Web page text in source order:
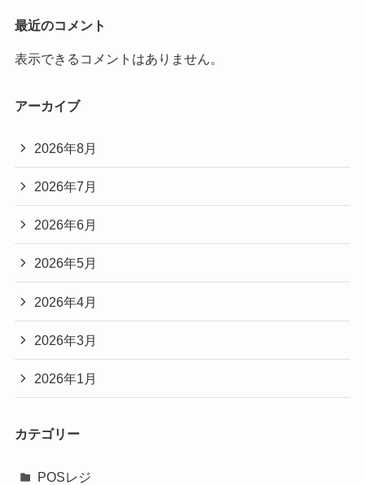
最近のコメント
表示できるコメントはありません。
アーカイブ
2026年8月
2026年7月
2026年6月
2026年5月
2026年4月
2026年3月
2026年1月
カテゴリー
POSレジ